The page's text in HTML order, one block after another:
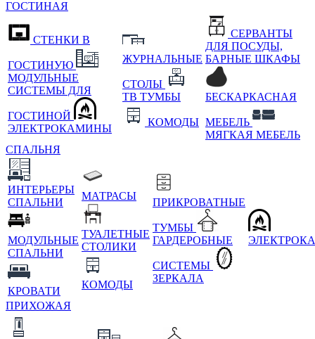
ГОСТИНАЯ
СТЕНКИ В
ГОСТИНУЮ
МОДУЛЬНЫЕ
СИСТЕМЫ ДЛЯ
ГОСТИНОЙ
ЭЛЕКТРОКАМИНЫ
ЖУРНАЛЬНЫЕ
СТОЛЫ
ТВ ТУМБЫ
КОМОДЫ
СЕРВАНТЫ
ДЛЯ ПОСУДЫ,
БАРНЫЕ ШКАФЫ
БЕСКАРКАСНАЯ
МЕБЕЛЬ
МЯГКАЯ МЕБЕЛЬ
СПАЛЬНЯ
ИНТЕРЬЕРЫ
СПАЛЬНИ
МОДУЛЬНЫЕ
СПАЛЬНИ
КРОВАТИ
МАТРАСЫ
ТУАЛЕТНЫЕ
СТОЛИКИ
КОМОДЫ
ПРИКРОВАТНЫЕ
ТУМБЫ
ГАРДЕРОБНЫЕ
СИСТЕМЫ
ЗЕРКАЛА
ПРИХОЖАЯ